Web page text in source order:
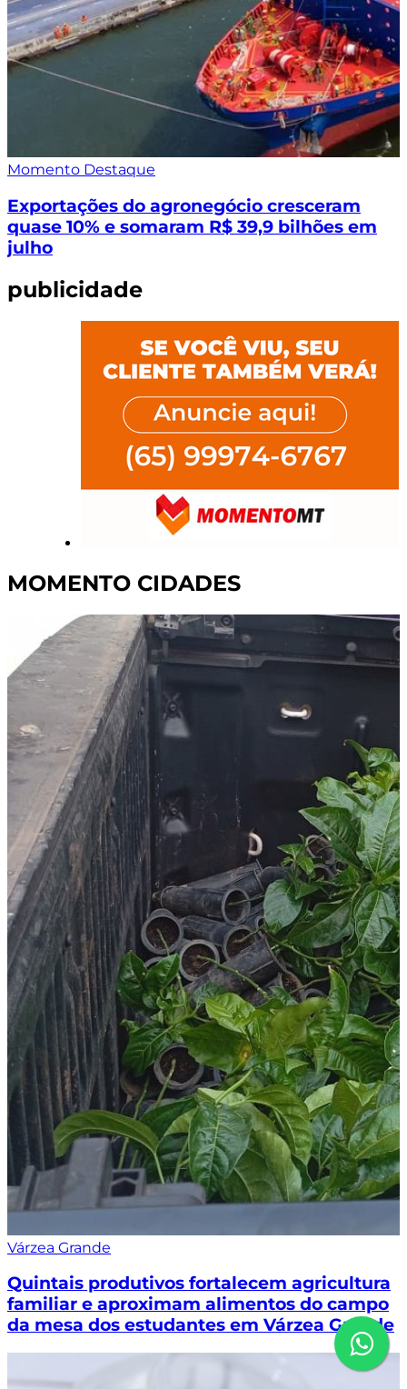
Momento Destaque
Exportações do agronegócio cresceram
quase 10% e somaram R$ 39,9 bilhões em
julho
publicidade
MOMENTO CIDADES
Várzea Grande
Quintais produtivos fortalecem agricultura
familiar e aproximam alimentos do campo
da mesa dos estudantes em Várzea Grande